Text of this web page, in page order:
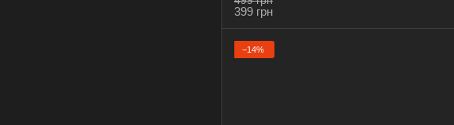
399 грн
−14%